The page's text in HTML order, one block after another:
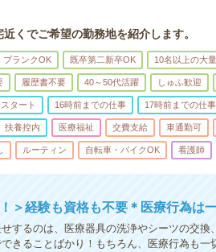
くでご希望の勤務地を紹介します。
ブランクOK 既卒第二新卒OK 10名以上の大
履歴書不要 40～50代活躍 しゅふ歓迎
タート 16時前までの仕事 17時前までの仕事
扶養控内 医療福祉 交費支給 車通勤可
ルーティン 自転車・バイクOK 看護師
＞経験も資格も不要＊医療行為は
せするのは、医療器具の洗浄やシーツの交
きることばかり！もちろん、医療行為も一